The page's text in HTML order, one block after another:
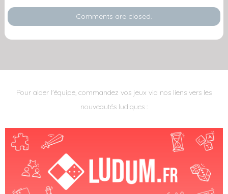
Comments are closed.
Pour aider l'équipe, commandez vos jeux via nos liens vers les
nouveautés ludiques :